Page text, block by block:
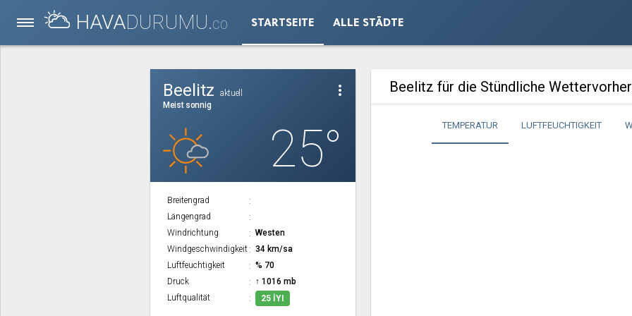
HAVADURUMU.CO STARTSEITE ALLE STÄDTE
more_vert
Beelitz
aktuell
Meist sonnig
25°
Breitengrad
Längengrad
Windrichtung
Westen
Windgeschwindigkeit
34 km/sa
Luftfeuchtigkeit
% 70
Druck
↑ 1016 mb
Luftqualität
25 İYI
Beelitz für die Stündliche
TEMPERATUR LUFTFEUCHTIGKEIT